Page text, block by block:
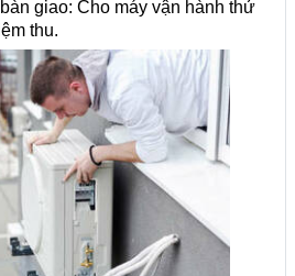
giao: Cho máy vận hành thử
thu.